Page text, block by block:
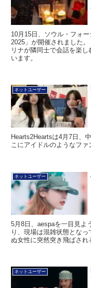
10月15日、ソウル・フォ
2025」が開催されました
リナが隣同士で会話を楽
います。
ネットユーザー
Hearts2Heartsは4月7日、
こにアイドルのようなファ
ネットユーザー
5月8日、aespaを一目見よ
り、現場は混雑状態とな
ぬ女性に突然突き飛ばされ
ネットユーザー